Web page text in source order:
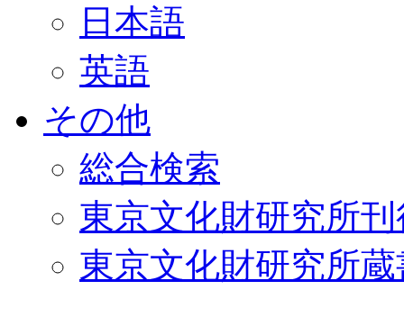
日本語
英語
その他
総合検索
東京文化財研究所
東京文化財研究所